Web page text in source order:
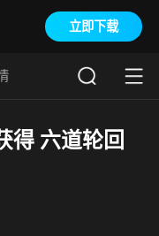
立即下载
得 六道轮回